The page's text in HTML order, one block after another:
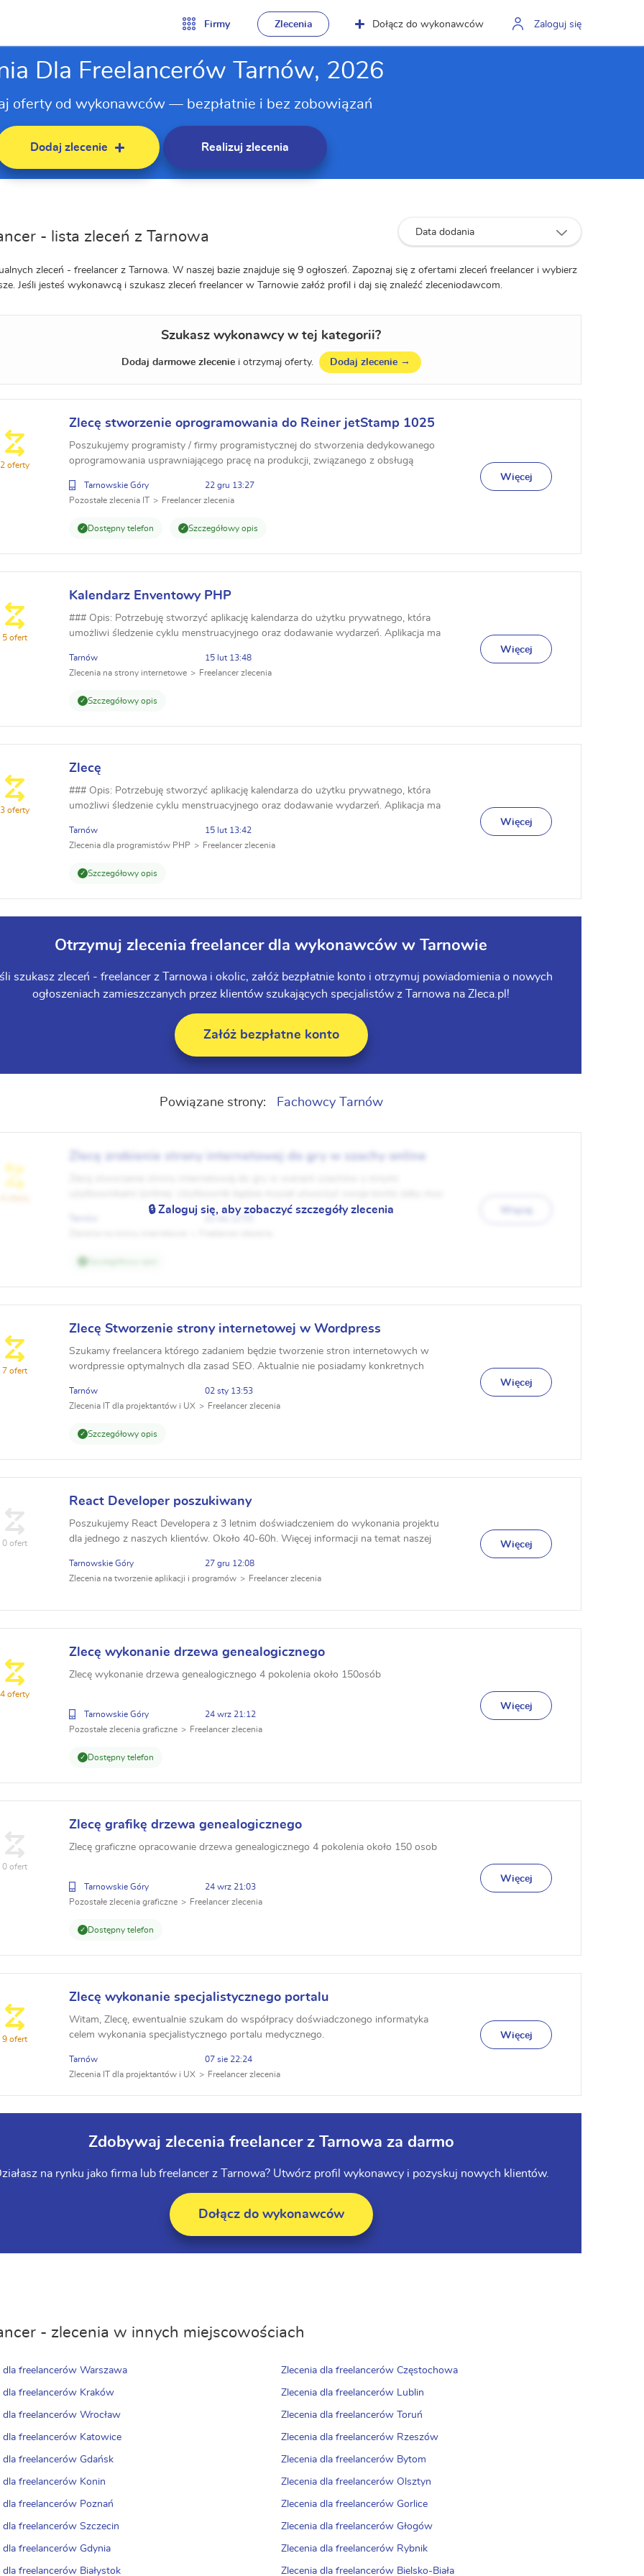
Firmy Zlecenia Dołącz do wykonawców Zaloguj się
Dla Freelancerów Tarnów, 2026
oferty od wykonawców — bezpłatnie i bez zobowiązań
Dodaj zlecenie Realizuj zlecenia
Data dodania
- lista zleceń z Tarnowa
zleceń - freelancer z Tarnowa. W naszej bazie znajduje się 9 ogłoszeń. Zapoznaj się z ofertami zleceń freelancer i wybierz
Jeśli jesteś wykonawcą i szukasz zleceń freelancer w Tarnowie załóż profil i daj się znaleźć zleceniodawcom.
Szukasz wykonawcy w tej kategorii?
Dodaj darmowe zleceniei otrzymaj oferty. Dodaj zlecenie →
Zlecę stworzenie oprogramowania do Reiner jetStamp 1025
Poszukujemy programisty / firmy programistycznej do stworzenia dedykowanego
oprogramowania usprawniającego pracę na produkcji, związanego z obsługą
Tarnowskie Góry
22 gru 13:27
Pozostałe zlecenia IT
Freelancer zlecenia
Dostępny telefon Szczegółowy opis
2 oferty
Więcej
Kalendarz Enventowy PHP
### Opis: Potrzebuję stworzyć aplikację kalendarza do użytku prywatnego, która
umożliwi śledzenie cyklu menstruacyjnego oraz dodawanie wydarzeń. Aplikacja ma
Tarnów
15 lut 13:48
Zlecenia na strony internetowe
Freelancer zlecenia
Szczegółowy opis
5 ofert
Więcej
Zlecę
### Opis: Potrzebuję stworzyć aplikację kalendarza do użytku prywatnego, która
umożliwi śledzenie cyklu menstruacyjnego oraz dodawanie wydarzeń. Aplikacja ma
Tarnów
15 lut 13:42
Zlecenia dla programistów PHP
Freelancer zlecenia
Szczegółowy opis
3 oferty
Więcej
Otrzymuj zlecenia freelancer dla wykonawców w Tarnowie
szukasz zleceń - freelancer z Tarnowa i okolic, załóż bezpłatnie konto i otrzymuj powiadomienia o nowych
ogłoszeniach zamieszczanych przez klientów szukających specjalistów z Tarnowa na Zleca.pl!
Załóż bezpłatne konto
Powiązane strony: Fachowcy Tarnów
Zlecę zrobienie strony internetowej do gry w szachy online
zagrać. W tym wariancie szachów rozmiar szachownicy będzie ...
22 sty 12:53
🔒 Zaloguj się, aby zobaczyć szczegóły zlecenia
Zlecę Stworzenie strony internetowej w Wordpress
Szukamy freelancera którego zadaniem będzie tworzenie stron internetowych w
wordpressie optymalnych dla zasad SEO. Aktualnie nie posiadamy konkretnych
Tarnów
02 sty 13:53
Zlecenia IT dla projektantów i UX
Freelancer zlecenia
Szczegółowy opis
7 ofert
Więcej
React Developer poszukiwany
Poszukujemy React Developera z 3 letnim doświadczeniem do wykonania projektu
dla jednego z naszych klientów. Około 40-60h. Więcej informacji na temat naszej
Tarnowskie Góry
27 gru 12:08
Zlecenia na tworzenie aplikacji i programów
Freelancer zlecenia
0 ofert Więcej
Zlecę wykonanie drzewa genealogicznego
Zlecę wykonanie drzewa genealogicznego 4 pokolenia około 150osób
Tarnowskie Góry
24 wrz 21:12
Pozostałe zlecenia graficzne
Freelancer zlecenia
Dostępny telefon
4 oferty
Więcej
Zlecę grafikę drzewa genealogicznego
Zlecę graficzne opracowanie drzewa genealogicznego 4 pokolenia około 150 osob
Tarnowskie Góry
24 wrz 21:03
Pozostałe zlecenia graficzne
Freelancer zlecenia
Dostępny telefon
0 ofert
Więcej
Zlecę wykonanie specjalistycznego portalu
Witam, Zlecę, ewentualnie szukam do współpracy doświadczonego informatyka
celem wykonania specjalistycznego portalu medycznego.
Tarnów
07 sie 22:24
Zlecenia IT dla projektantów i UX
Freelancer zlecenia
9 ofert Więcej
Zdobywaj zlecenia freelancer z Tarnowa za darmo
na rynku jako firma lub freelancer z Tarnowa? Utwórz profil wykonawcy i pozyskuj nowych klientów.
Dołącz do wykonawców
- zlecenia w innych miejscowościach
dla freelancerów Warszawa
dla freelancerów Kraków
dla freelancerów Wrocław
dla freelancerów Katowice
dla freelancerów Gdańsk
dla freelancerów Konin
dla freelancerów Poznań
dla freelancerów Szczecin
dla freelancerów Gdynia
dla freelancerów Białystok
Zlecenia dla freelancerów Częstochowa
Zlecenia dla freelancerów Lublin
Zlecenia dla freelancerów Toruń
Zlecenia dla freelancerów Rzeszów
Zlecenia dla freelancerów Bytom
Zlecenia dla freelancerów Olsztyn
Zlecenia dla freelancerów Gorlice
Zlecenia dla freelancerów Głogów
Zlecenia dla freelancerów Rybnik
Zlecenia dla freelancerów Bielsko-Biała